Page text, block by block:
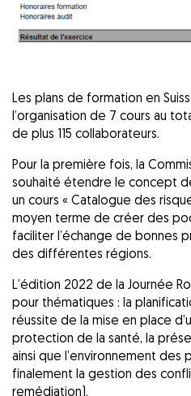
Les plans de formation en
l’organisation de 7 cours au
de plus 115 collaborateurs.
Pour la première fois, la
souhaité étendre le concept
un cours « Catalogue des
moyen terme de créer des
faciliter l’échange de bonnes
des différentes régions.
L’édition 2022 de la Journée
pour thématiques : la
réussite de la mise en place
protection de la santé, la
ainsi que l’environnement des
finalement la gestion des
remédiation).